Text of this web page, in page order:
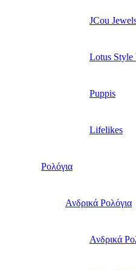
JCou
Lotus Style
Puppis
Lifelikes
Ρολόγια
Ανδρικά Ρολόγια
Ανδρικά